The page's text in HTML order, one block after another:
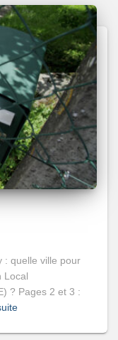
: quelle ville pour
Local
? Pages 2 et 3 :